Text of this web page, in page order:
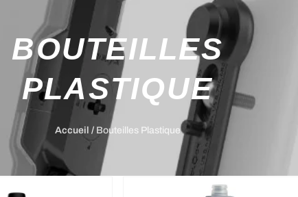
BOUTEILLES
PLASTIQUE
Accueil / Bouteilles Plastique